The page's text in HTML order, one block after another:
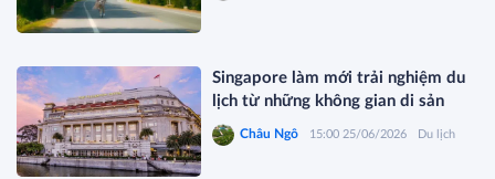
Singapore làm mới trải nghiệm du
lịch từ những không gian di sản
Châu Ngô 15:00 25/06/2026 Du lịch